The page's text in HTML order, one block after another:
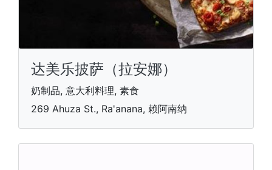
达美乐披萨（拉安娜）
奶制品, 意大利料理, 素食
269 Ahuza St., Ra'anana, 赖阿南纳